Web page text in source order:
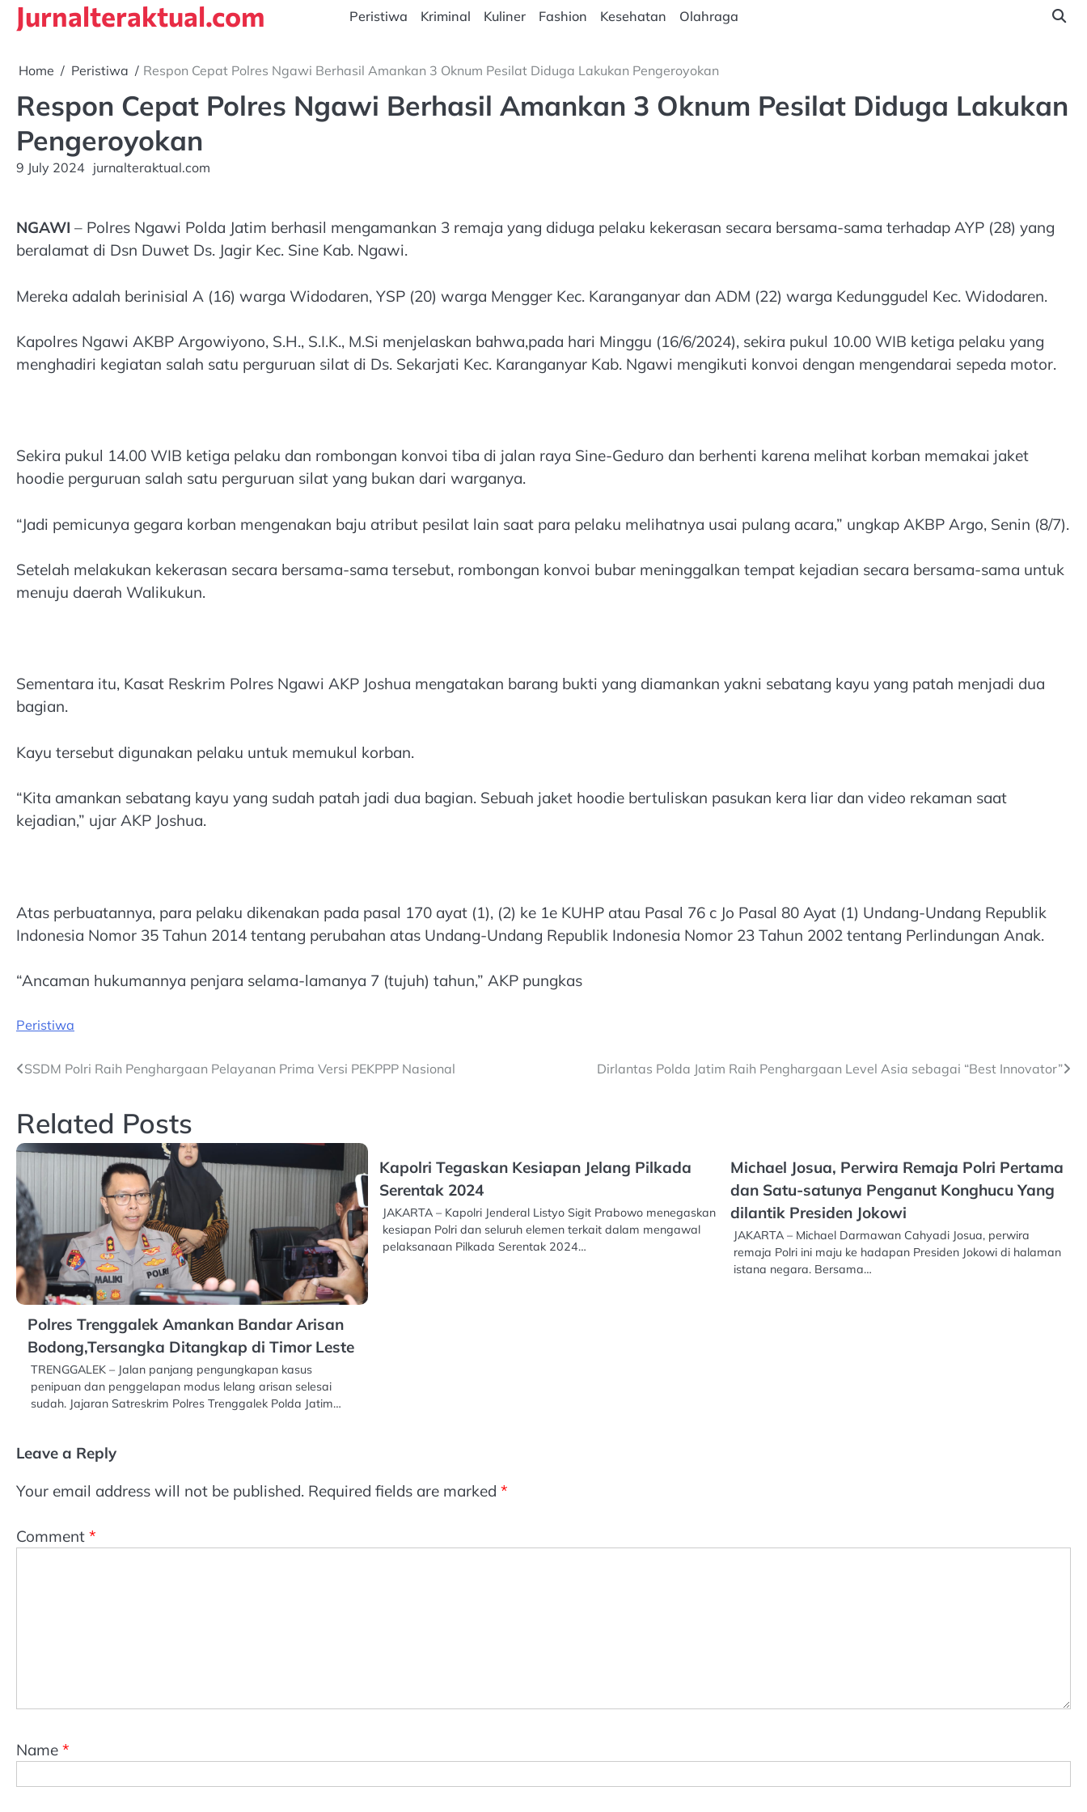
SkipJurnalteraktual.com Peristiwa Kriminal Kuliner Fashion Kesehatan Olahraga
Home Peristiwa Respon Cepat Polres Ngawi Berhasil Amankan 3 Oknum Pesilat Diduga Lakukan Pengeroyokan
Respon Cepat Polres Ngawi Berhasil Amankan 3 Oknum Pesilat Diduga Lakukan
Pengeroyokan
9 July 2024 jurnalteraktual.com
NGAWI – Polres Ngawi Polda Jatim berhasil mengamankan 3 remaja yang diduga pelaku kekerasan secara bersama-sama terhadap AYP (28) yang
beralamat di Dsn Duwet Ds. Jagir Kec. Sine Kab. Ngawi.
Mereka adalah berinisial A (16) warga Widodaren, YSP (20) warga Mengger Kec. Karanganyar dan ADM (22) warga Kedunggudel Kec. Widodaren.
Kapolres Ngawi AKBP Argowiyono, S.H., S.I.K., M.Si menjelaskan bahwa,pada hari Minggu (16/6/2024), sekira pukul 10.00 WIB ketiga pelaku yang
menghadiri kegiatan salah satu perguruan silat di Ds. Sekarjati Kec. Karanganyar Kab. Ngawi mengikuti konvoi dengan mengendarai sepeda motor.
Sekira pukul 14.00 WIB ketiga pelaku dan rombongan konvoi tiba di jalan raya Sine-Geduro dan berhenti karena melihat korban memakai jaket
hoodie perguruan salah satu perguruan silat yang bukan dari warganya.
“Jadi pemicunya gegara korban mengenakan baju atribut pesilat lain saat para pelaku melihatnya usai pulang acara,” ungkap AKBP Argo, Senin (8/7).
Setelah melakukan kekerasan secara bersama-sama tersebut, rombongan konvoi bubar meninggalkan tempat kejadian secara bersama-sama untuk
menuju daerah Walikukun.
Sementara itu, Kasat Reskrim Polres Ngawi AKP Joshua mengatakan barang bukti yang diamankan yakni sebatang kayu yang patah menjadi dua
bagian.
Kayu tersebut digunakan pelaku untuk memukul korban.
“Kita amankan sebatang kayu yang sudah patah jadi dua bagian. Sebuah jaket hoodie bertuliskan pasukan kera liar dan video rekaman saat
kejadian,” ujar AKP Joshua.
Atas perbuatannya, para pelaku dikenakan pada pasal 170 ayat (1), (2) ke 1e KUHP atau Pasal 76 c Jo Pasal 80 Ayat (1) Undang-Undang Republik
Indonesia Nomor 35 Tahun 2014 tentang perubahan atas Undang-Undang Republik Indonesia Nomor 23 Tahun 2002 tentang Perlindungan Anak.
“Ancaman hukumannya penjara selama-lamanya 7 (tujuh) tahun,” AKP pungkas
Peristiwa
Post
SSDM Polri Raih Penghargaan Pelayanan Prima Versi PEKPPP Nasional Dirlantas Polda Jatim Raih Penghargaan Level Asia sebagai “Best Innovator”
Related Posts
Polres Trenggalek Amankan Bandar Arisan
Bodong,Tersangka Ditangkap di Timor Leste
TRENGGALEK – Jalan panjang pengungkapan kasus
penipuan dan penggelapan modus lelang arisan selesai
sudah. Jajaran Satreskrim Polres Trenggalek Polda Jatim…
Kapolri Tegaskan Kesiapan Jelang Pilkada
Serentak 2024
JAKARTA – Kapolri Jenderal Listyo Sigit Prabowo menegaskan
kesiapan Polri dan seluruh elemen terkait dalam mengawal
pelaksanaan Pilkada Serentak 2024…
Michael Josua, Perwira Remaja Polri Pertama
dan Satu-satunya Penganut Konghucu Yang
dilantik Presiden Jokowi
JAKARTA – Michael Darmawan Cahyadi Josua, perwira
remaja Polri ini maju ke hadapan Presiden Jokowi di halaman
istana negara. Bersama…
Leave a Reply
Your email address will not be published. Required fields are marked *
Comment *
Name *